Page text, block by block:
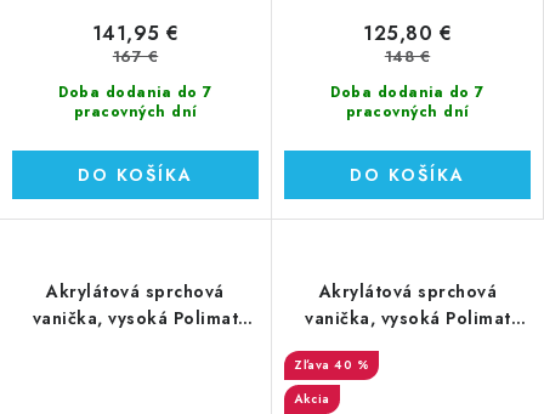
Doba dodania do 7
pracovných dní
141,95 €
167 €
DO KOŠÍKA
Doba dodania do 7
pracovných dní
125,80 €
148 €
DO KOŠÍKA
Akrylátová sprchová
vanička, vysoká Polimat
Akrylátová sprchová
vanička, vysoká Polimat
TENOR 90x90x36,5 cm
(00394)
40 %
Akcia